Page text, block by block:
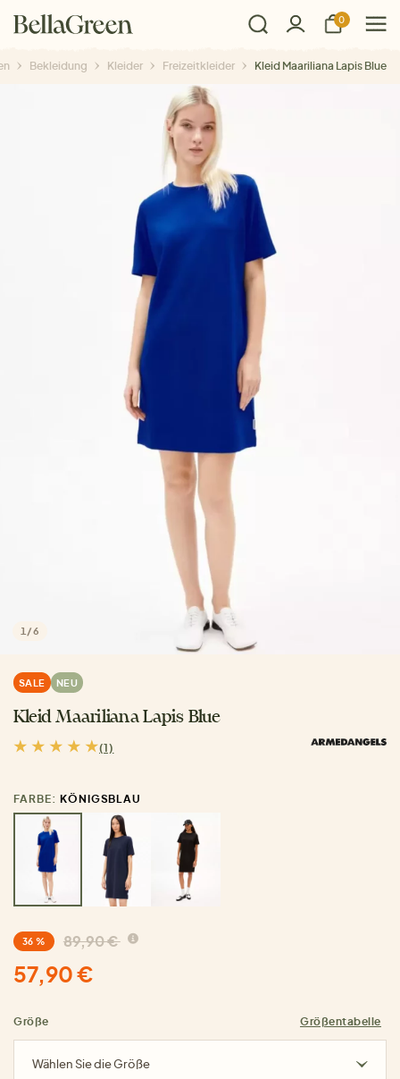
0
Bekleidung Kleider Freizeitkleider Kleid Maariliana Lapis Blue
1 /6
SALE NEU
Kleid Maariliana Lapis Blue
(1)
FARBE: KÖNIGSBLAU
36 % 89,90 €
57,90 €
Größe Größentabelle
Wählen Sie die Größe